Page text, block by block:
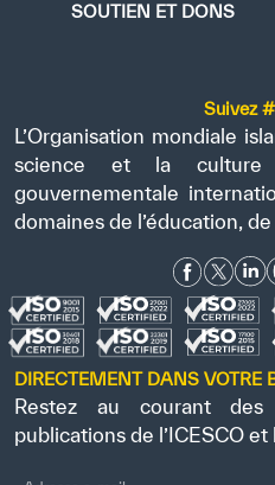
SOUTIEN ET DONS
Suivez
L’Organisation mondiale
science et la culture
gouvernementale
domaines de l’éducation,
DIRECTEMENT DANS VOTRE
Restez au courant des
publications de l’ICESCO